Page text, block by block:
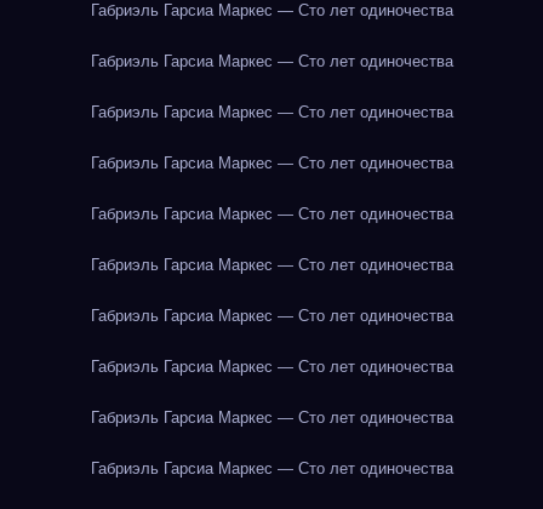
Габриэль Гарсиа Маркес — Сто лет одиночества
Габриэль Гарсиа Маркес — Сто лет одиночества
Габриэль Гарсиа Маркес — Сто лет одиночества
Габриэль Гарсиа Маркес — Сто лет одиночества
Габриэль Гарсиа Маркес — Сто лет одиночества
Габриэль Гарсиа Маркес — Сто лет одиночества
Габриэль Гарсиа Маркес — Сто лет одиночества
Габриэль Гарсиа Маркес — Сто лет одиночества
Габриэль Гарсиа Маркес — Сто лет одиночества
Габриэль Гарсиа Маркес — Сто лет одиночества